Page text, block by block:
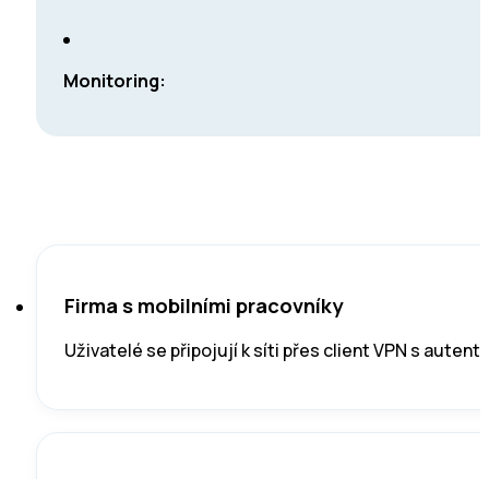
Monitoring:
Firma s mobilními pracovníky
Uživatelé se připojují k síti přes client VPN s